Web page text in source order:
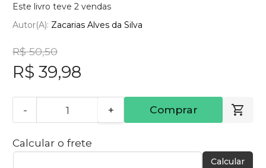
Este livro teve 2 vendas
Autor(a): Zacarias Alves da Silva
R$ 50,50
R$ 39,98
- + Comprar
Calcular o frete
Calcular